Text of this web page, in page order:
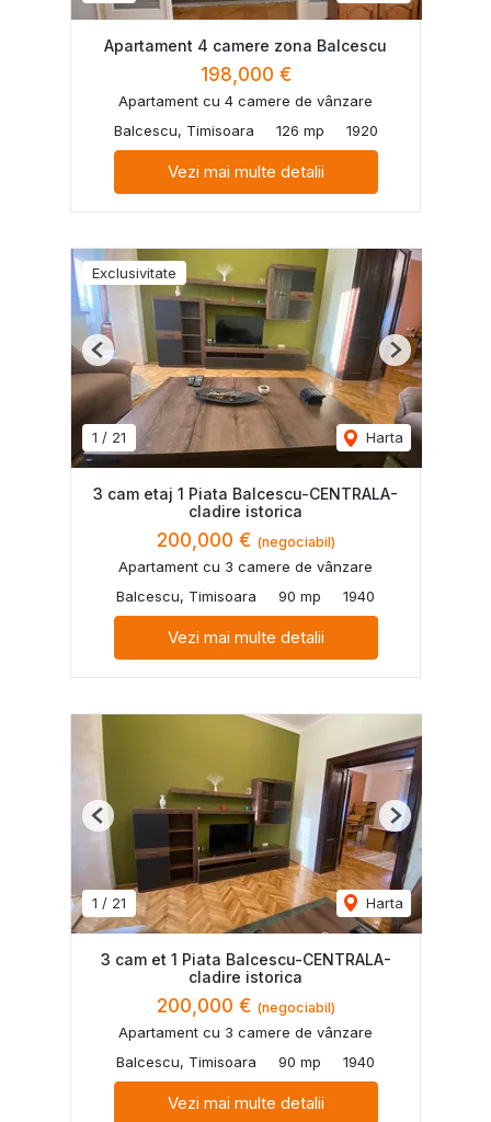
Apartament 4 camere zona Balcescu
198,000 €
Apartament cu 4 camere de vânzare
Balcescu, Timisoara
126 mp 1920
Vezi mai multe detalii
Exclusivitate
1 / 21 Harta
Previous Next
3 cam etaj 1 Piata Balcescu-CENTRALA-
cladire istorica
200,000 € (negociabil)
Apartament cu 3 camere de vânzare
Balcescu, Timisoara
90 mp 1940
Vezi mai multe detalii
1 / 21 Harta
Previous Next
3 cam et 1 Piata Balcescu-CENTRALA-
cladire istorica
200,000 € (negociabil)
Apartament cu 3 camere de vânzare
Balcescu, Timisoara
90 mp 1940
Vezi mai multe detalii